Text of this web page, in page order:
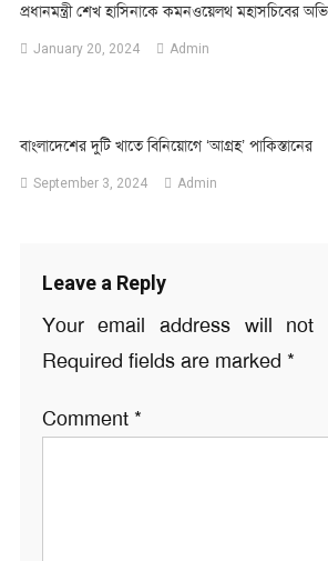
প্রধানমন্ত্রী শেখ হাসিনাকে কমনওয়েলথ মহাসচিবের
January 20, 2024 Admin
বাংলাদেশের দুটি খাতে বিনিয়োগে ‘আগ্রহ’ পাকিস্তানের
September 3, 2024 Admin
Leave a Reply
Your email address will not
Required fields are marked *
Comment *